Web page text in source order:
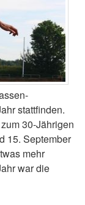
stattfinden.
30-Jährigen
15. September
mehr
war die